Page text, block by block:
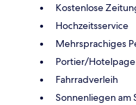
Kostenlose
Hochzeitsservice
Mehrsprachiges
Portier/Hotelpage
Fahrradverleih
Sonnenliegen am